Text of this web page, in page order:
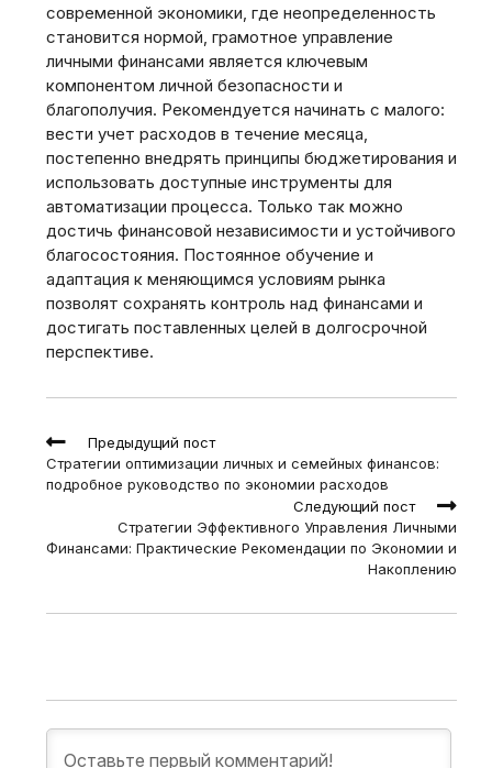
современной экономики‚ где неопределенность
становится нормой‚ грамотное управление
личными финансами является ключевым
компонентом личной безопасности и
благополучия. Рекомендуется начинать с малого:
вести учет расходов в течение месяца‚
постепенно внедрять принципы бюджетирования и
использовать доступные инструменты для
автоматизации процесса. Только так можно
достичь финансовой независимости и устойчивого
благосостояния. Постоянное обучение и
адаптация к меняющимся условиям рынка
позволят сохранять контроль над финансами и
достигать поставленных целей в долгосрочной
перспективе.
Read
more
articles
Предыдущий пост
Стратегии оптимизации личных и семейных финансов:
подробное руководство по экономии расходов
Следующий пост
Стратегии Эффективного Управления Личными
Финансами: Практические Рекомендации по Экономии и
Накоплению